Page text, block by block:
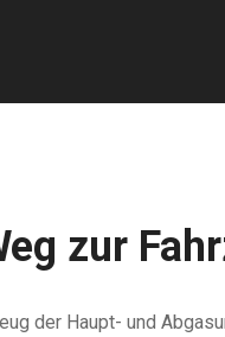
zur
der Haupt- und